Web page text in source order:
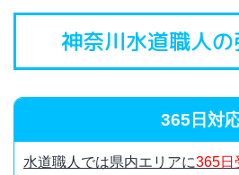
神奈川水道職人
365日対
水道職人では県内エリアに365日